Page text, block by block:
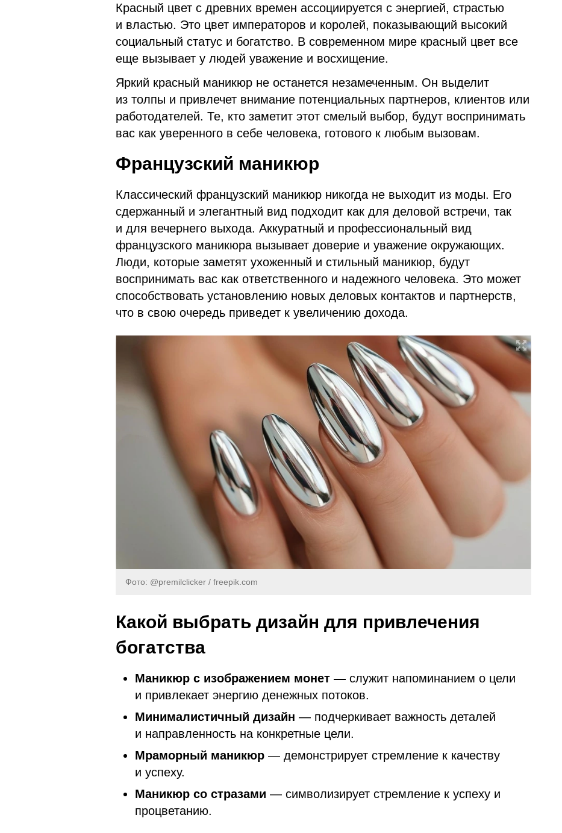
Красный цвет с древних времен ассоциируется с энергией, страстью
и властью. Это цвет императоров и королей, показывающий высокий
социальный статус и богатство. В современном мире красный цвет все
еще вызывает у людей уважение и восхищение.
Яркий красный маникюр не останется незамеченным. Он выделит
из толпы и привлечет внимание потенциальных партнеров, клиентов или
работодателей. Те, кто заметит этот смелый выбор, будут воспринимать
вас как уверенного в себе человека, готового к любым вызовам.
Французский маникюр
Классический французский маникюр никогда не выходит из моды. Его
сдержанный и элегантный вид подходит как для деловой встречи, так
и для вечернего выхода. Аккуратный и профессиональный вид
французского маникюра вызывает доверие и уважение окружающих.
Люди, которые заметят ухоженный и стильный маникюр, будут
воспринимать вас как ответственного и надежного человека. Это может
способствовать установлению новых деловых контактов и партнерств,
что в свою очередь приведет к увеличению дохода.
Фото: @premilclicker / freepik.com
Какой выбрать дизайн для привлечения
богатства
Маникюр с изображением монет — служит напоминанием о цели
и привлекает энергию денежных потоков.
Минималистичный дизайн — подчеркивает важность деталей
и направленность на конкретные цели.
Мраморный маникюр — демонстрирует стремление к качеству
и успеху.
Маникюр со стразами — символизирует стремление к успеху и
процветанию.